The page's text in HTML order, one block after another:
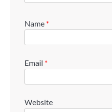
Name *
Email *
Website